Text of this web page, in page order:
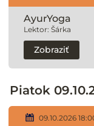
AyurYoga
Lektor: Šárka
Zobraziť
Piatok
09.10.2026